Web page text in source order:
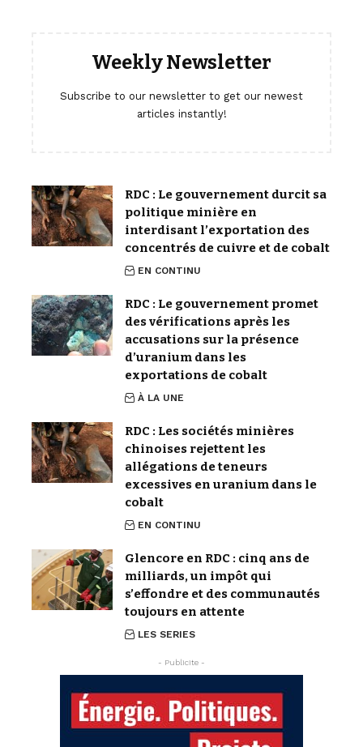
Weekly Newsletter
Subscribe to our newsletter to get our newest
articles instantly!
RDC : Le gouvernement durcit sa
politique minière en
interdisant l’exportation des
concentrés de cuivre et de cobalt
EN CONTINU
RDC : Le gouvernement promet
des vérifications après les
accusations sur la présence
d’uranium dans les
exportations de cobalt
À LA UNE
RDC : Les sociétés minières
chinoises rejettent les
allégations de teneurs
excessives en uranium dans le
cobalt
EN CONTINU
Glencore en RDC : cinq ans de
milliards, un impôt qui
s’effondre et des communautés
toujours en attente
LES SERIES
- Publicite -